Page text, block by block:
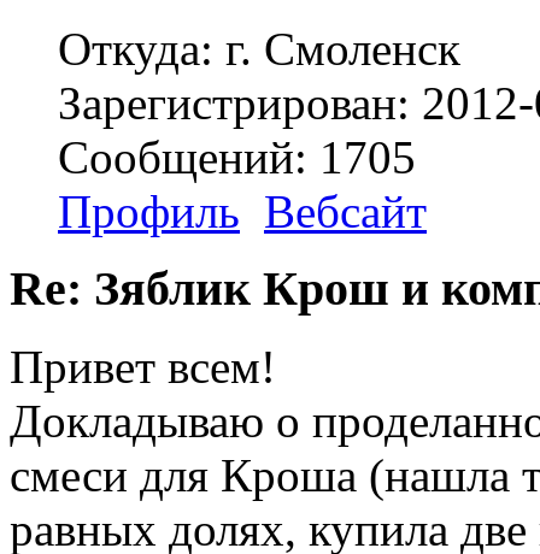
Откуда: г. Смоленск
Зарегистрирован:
Сообщений: 1705
Профиль Вебсайт
Re: Зяблик Крош и
Привет всем!
Докладываю о
смеси для Кроша (нашла
равных долях, купила